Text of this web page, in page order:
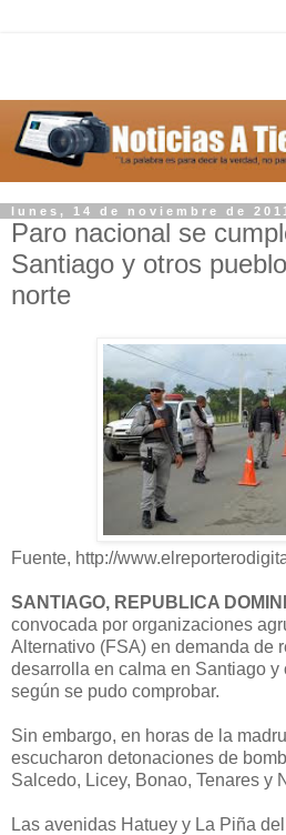
lunes, 14 de noviembre de 2011
Paro nacional se
Santiago y otros
norte
Fuente, http://
SANTIAGO, REPUBLICA
convocada por organizaciones
Alternativo (FSA) en demanda de
desarrolla en calma en Santiago
según se pudo comprobar.
Sin embargo, en horas de la
escucharon detonaciones de
Salcedo, Licey, Bonao, Tenares y
Las avenidas Hatuey y La Piña